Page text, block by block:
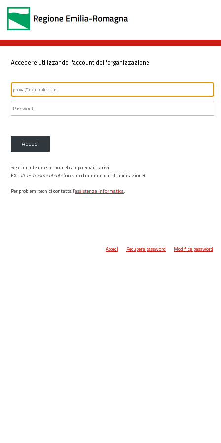
Accedere utilizzando l'account dell'organizzazione
Accedi
Se sei un utente esterno, nel campo email, scrivi
EXTRARER\nome utente(ricevuto tramite email di abilitazione)
Per problemi tecnici contatta l’assistenza informatica.
Accedi Recupera password Modifica password